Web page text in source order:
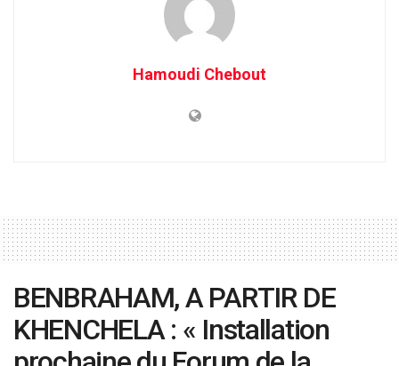
Hamoudi Chebout
BENBRAHAM, A PARTIR DE
KHENCHELA : « Installation